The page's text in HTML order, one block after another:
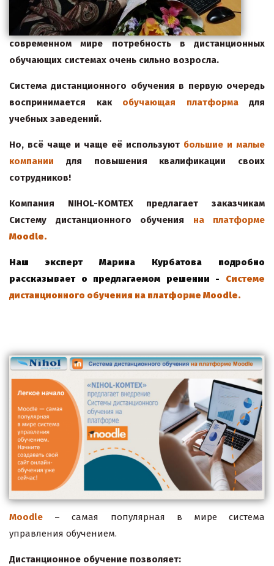
современном мире потребность в дистанционных
обучающих системах очень сильно возросла.
Система дистанционного обучения в первую очередь
воспринимается как обучающая платформадля
учебных заведений.
Но, всё чаще и чаще её используют большие и малые
компании
для повышения квалификации своих
сотрудников!
Компания NIHOL-KOMTEX
предлагает заказчикам
Систему дистанционного обучения
на
платформе
Moodle.
Наш эксперт Марина Курбатова подробно
рассказывает о предлагаемом решении - Системе
дистанционного обучения на платформе Moodle.
Moodle – самая популярная в мире система
управления обучением.
Дистанционное обучение позволяет: